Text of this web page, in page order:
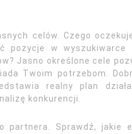
celów. Czego
pozycje w wyszukiwarce
Jasno określone cele
Twoim potrzebom.
realny plan
konkurencji.
partnera. Sprawdź, jakie